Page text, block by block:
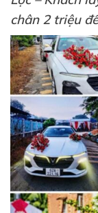
chân 2 triệu